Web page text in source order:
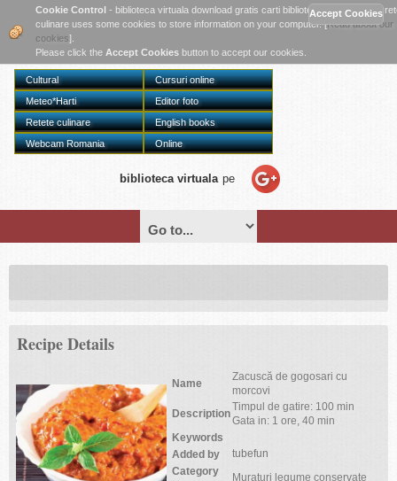
Twitter
Cultural
Cursuri online
Meteo*Harti
Editor foto
Retete culinare
English books
Webcam Romania
Online
biblioteca virtuala pe
Cookie Control - biblioteca virtuala download gratis carti biblioteca online digitala
culinare uses some cookies to store information on your computer. [Read about our
cookies].
Please click the Accept Cookies button to accept our cookies.
Recipe Details
Name
Zacuscă de gogosari cu
morcovi
Description
Timpul de gatire: 100 min
Gata in: 1 ore, 40 min
Keywords
Added by
tubefun
Category
Muraturi legume conservate